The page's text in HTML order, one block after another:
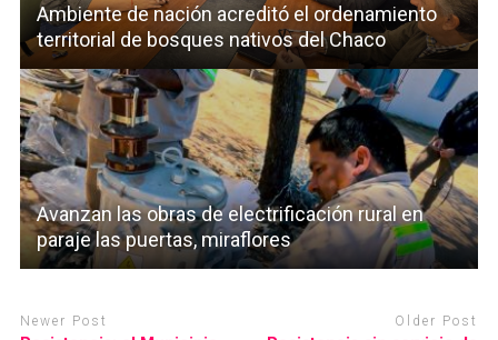
Ambiente de nación acreditó el ordenamiento
territorial de bosques nativos del Chaco
Avanzan las obras de electrificación rural en
paraje las puertas, miraflores
Newer Post Older Post